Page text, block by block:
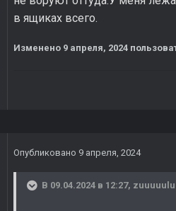
в ящиках всего.
Изменено 9 апреля, 2024
Опубликовано 9 апреля, 2024
В 09.04.2024 в 12:27,